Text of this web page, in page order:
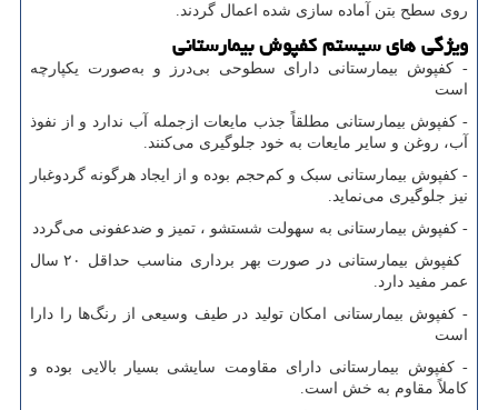
روی سطح بتن آماده سازی شده اعمال گردند.
ویژگی های سیستم کفپوش بیمارستانی
- کفپوش بیمارستانی دارای سطوحی بی‌درز و به‌صورت یکپارچه
است
- کفپوش بیمارستانی مطلقاً جذب مایعات ازجمله آب ندارد و از نفوذ
آب، روغن و سایر مایعات به خود جلوگیری می‌کنند.
- کفپوش بیمارستانی سبک و کم‌حجم بوده و از ایجاد هرگونه گردوغبار
نیز جلوگیری می‌نماید.
- کفپوش بیمارستانی به سهولت شستشو ، تمیز و ضدعفونی می‌گردد
کفپوش بیمارستانی در صورت بهر برداری مناسب حداقل ۲۰ سال
عمر مفید دارد.
- کفپوش بیمارستانی امکان تولید در طیف وسیعی از رنگ‌ها را دارا
است
- کفپوش بیمارستانی دارای مقاومت سایشی بسیار بالایی بوده و
کاملاً مقاوم به خش است.